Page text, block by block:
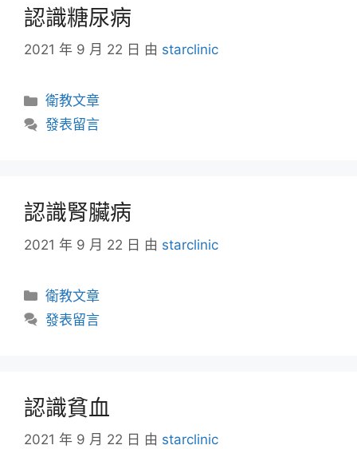
認識糖尿病
2021 年 9 月 22 日 由 starclinic
衛教文章
發表留言
認識腎臟病
2021 年 9 月 22 日 由 starclinic
衛教文章
發表留言
認識貧血
2021 年 9 月 22 日 由 starclinic